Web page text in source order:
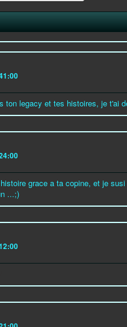
ton legacy et tes histoires, je t'ai
grace a ta copine, et je
...;)